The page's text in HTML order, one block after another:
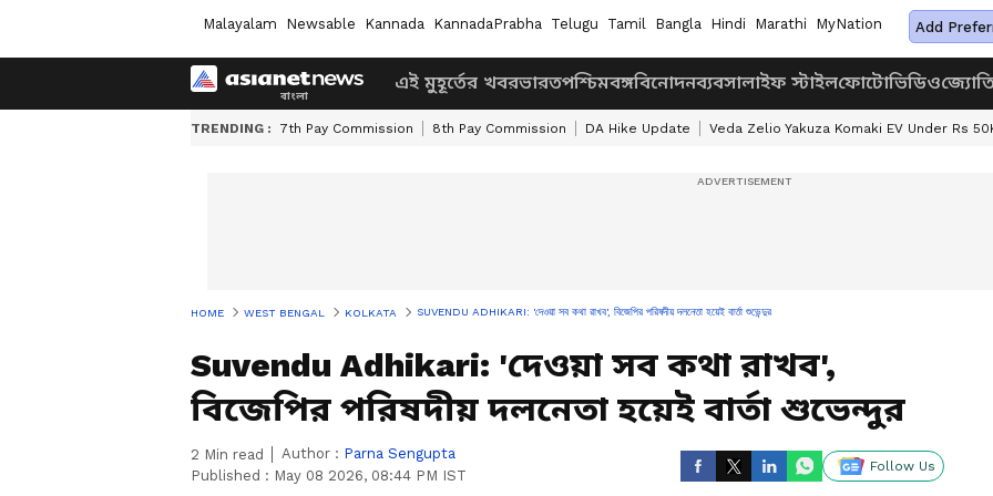
Malayalam Newsable Kannada KannadaPrabha Telugu Tamil Bangla Hindi Marathi MyNation Add
এই মুহূর্তের খবরভারতপশ্চিমবঙ্গবিনোদনব্যবসালাইফ স্টাইলফোটোভিডিও
TRENDING : 7th Pay Commission 8th Pay Commission DA Hike Update Veda Zelio Yakuza Komaki EV Under Rs
HOME WEST BENGAL KOLKATA SUVENDU ADHIKARI: 'দেওয়া সব কথা রাখব', বিজেপির পরিষদীয় দলনেতা হয়েই বার্তা শুভেন্দুর
Suvendu Adhikari: 'দেওয়া সব কথা রাখব',
বিজেপির পরিষদীয় দলনেতা হয়েই বার্তা শুভেন্দুর
2 Min read Author : Parna Sengupta
Published : May 08 2026, 08:44 PM IST
Follow Us